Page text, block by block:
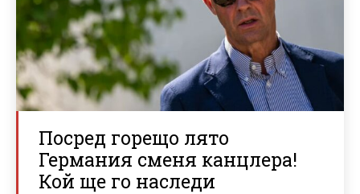
Посред горещо лято
Германия сменя канцлера!
Кой ще го наследи